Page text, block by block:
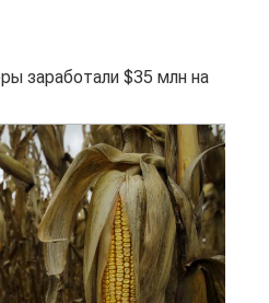
заработали $35 млн на